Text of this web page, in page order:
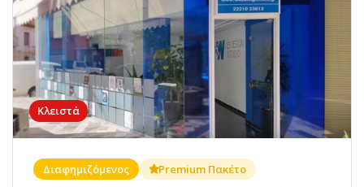
Κλειστά
Διαφημιζόμενος Premium Πακέτο